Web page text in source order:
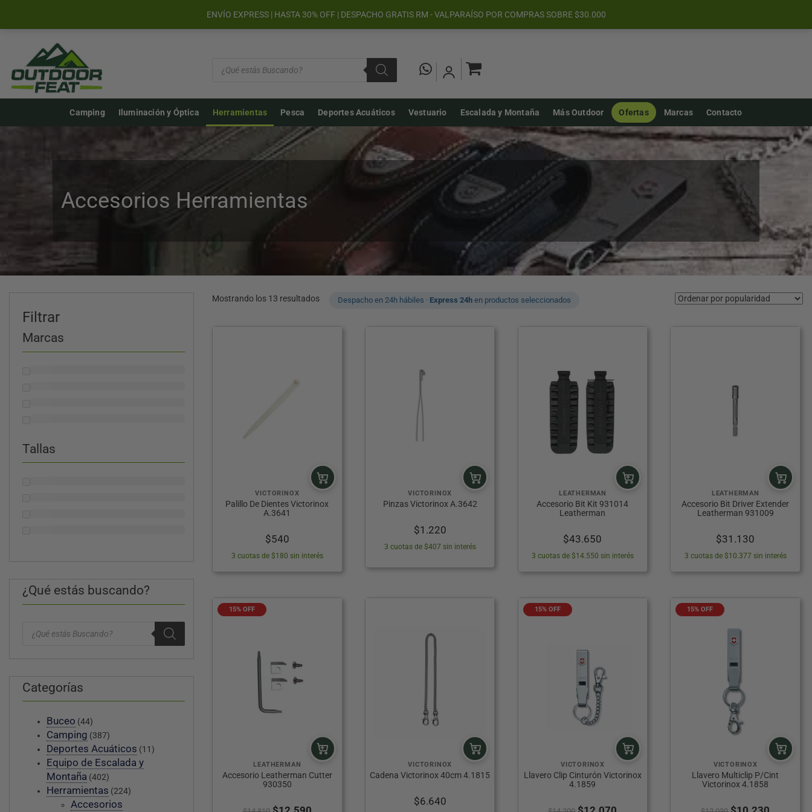
Camping Iluminación y Óptica Herramientas Pesca Deportes Acuáticos Vestuario Escalada y Montaña Más Outdoor Ofertas Marcas Contacto
Accesorios Herramientas
Despacho en 24h hábiles · Express 24h en productos seleccionados
Mostrando los 13 resultadosOrdenado
VICTORINOX
Palillo De Dientes Victorinox
A.3641
$540
3 cuotas de $180 sin interés
VICTORINOX
Pinzas Victorinox A.3642
$1.220
3 cuotas de $407 sin interés
LEATHERMAN
Accesorio Bit Kit 931014
Leatherman
$43.650
3 cuotas de $14.550 sin interés
LEATHERMAN
Accesorio Bit Driver Extender
Leatherman 931009
$31.130
3 cuotas de $10.377 sin interés
15% OFF
LEATHERMAN
Accesorio Leatherman Cutter
930350
El
El
VICTORINOX
Cadena Victorinox 40cm 4.1815
$6.640
15% OFF
VICTORINOX
Llavero Clip Cinturón Victorinox
4.1859
El
15% OFF
VICTORINOX
Llavero Multiclip P/Cint
Victorinox 4.1858
El
Filtrar
Marcas
Tallas
¿Qué estás buscando?
productos
Categorías
Buceo (44)
Camping (387)
Deportes Acuáticos (11)
Equipo de Escalada y
Montaña (402)
Herramientas (224)
Accesorios
ENVÍO EXPRESS | HASTA 30% OFF | DESPACHO GRATIS RM - VALPARAÍSO POR COMPRAS SOBRE $30.000